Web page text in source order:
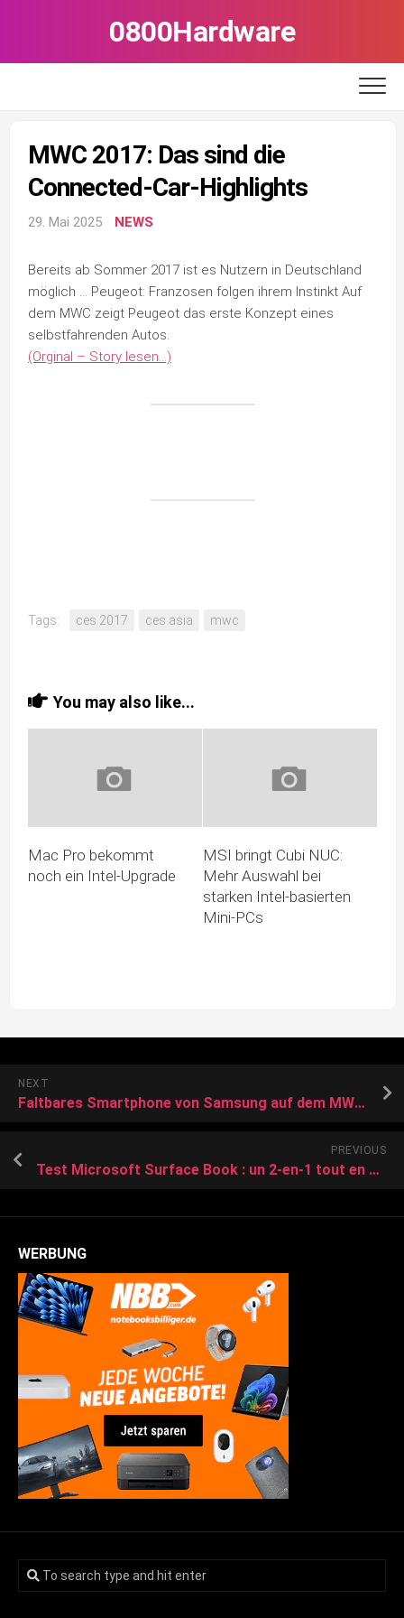
0800Hardware
MWC 2017: Das sind die
Connected-Car-Highlights
29. Mai 2025 NEWS
Bereits ab Sommer 2017 ist es Nutzern in Deutschland
möglich … Peugeot: Franzosen folgen ihrem Instinkt Auf
dem MWC zeigt Peugeot das erste Konzept eines
selbstfahrenden Autos.
(Orginal – Story lesen…)
Tags: ces 2017 ces asia mwc
You may also like...
Mac Pro bekommt
noch ein Intel-Upgrade
MSI bringt Cubi NUC:
Mehr Auswahl bei
starken Intel-basierten
Mini-PCs
NEXT
Faltbares Smartphone von Samsung auf dem MWC?
PREVIOUS
Test Microsoft Surface Book : un 2-en-1 tout en compromis
WERBUNG